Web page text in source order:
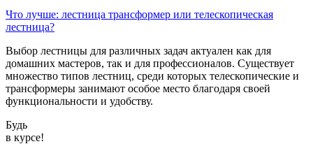
Что лучше: лестница трансформер или телескопическая
лестница?
Выбор лестницы для различных задач актуален как для
домашних мастеров, так и для профессионалов. Существует
множество типов лестниц, среди которых телескопические и
трансформеры занимают особое место благодаря своей
функциональности и удобству.
Будь
в курсе!